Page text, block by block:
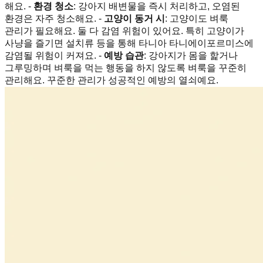
해요. - 환경 청소: 강아지 배변물을 즉시 처리하고, 오염된
환경은 자주 청소해요. - 고양이 동거 시 : 고양이도 벼룩
관리가 필요해요. 둘 다 감염 위험이 있어요. 특히 고양이가
사냥을 즐기면 설치류 등을 통해 타니아 타니에이포르미스에
감염될 위험이 커져요. - 예방 습관: 강아지가 몸을 핥거나
그루밍하며 벼룩을 먹는 행동을 하지 않도록 벼룩을 꾸준히
관리해요. 꾸준한 관리가 성공적인 예방의 열쇠예요.